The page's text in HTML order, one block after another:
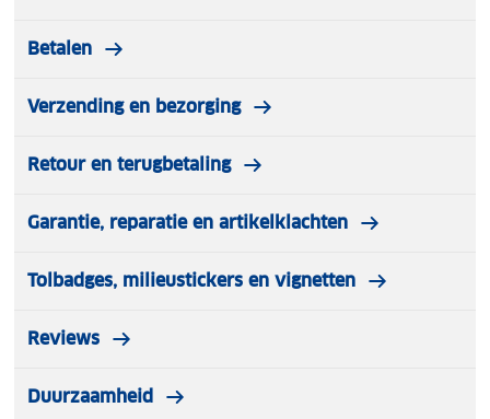
Betalen
Verzending en bezorging
Retour en terugbetaling
Garantie, reparatie en artikelklachten
Tolbadges, milieustickers en vignetten
Reviews
Duurzaamheid